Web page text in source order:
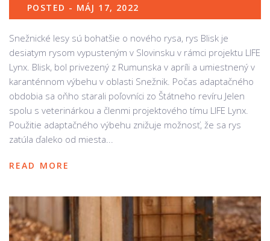
POSTED - MÁJ 17, 2022
Snežnické lesy sú bohatšie o nového rysa, rys Blisk je
desiatym rysom vypusteným v Slovinsku v rámci projektu LIFE
Lynx. Blisk, bol privezený z Rumunska v apríli a umiestnený v
karanténnom výbehu v oblasti Snežnik. Počas adaptačného
obdobia sa oňho starali poľovníci zo Štátneho revíru Jelen
spolu s veterinárkou a členmi projektového tímu LIFE Lynx.
Použitie adaptačného výbehu znižuje možnosť, že sa rys
zatúla ďaleko od miesta...
READ MORE